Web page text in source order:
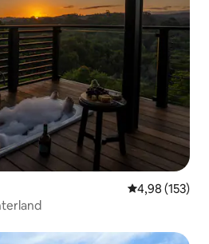
Classificação
4,98 (153)